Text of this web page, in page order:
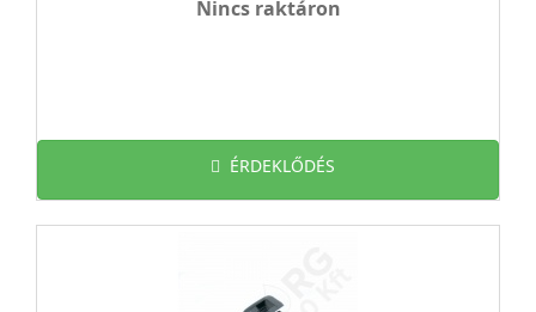
Nincs raktáron
ÉRDEKLŐDÉS